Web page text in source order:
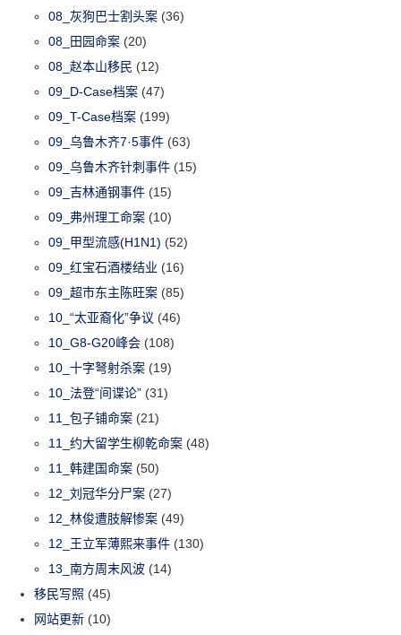
08_灰狗巴士割头案 (36)
08_田园命案 (20)
08_赵本山移民 (12)
09_D-Case档案 (47)
09_T-Case档案 (199)
09_乌鲁木齐7·5事件 (63)
09_乌鲁木齐针刺事件 (15)
09_吉林通钢事件 (15)
09_弗州理工命案 (10)
09_甲型流感(H1N1) (52)
09_红宝石酒楼结业 (16)
09_超市东主陈旺案 (85)
10_“太亚裔化”争议 (46)
10_G8-G20峰会 (108)
10_十字弩射杀案 (19)
10_法登“间谍论” (31)
11_包子铺命案 (21)
11_约大留学生柳乾命案 (48)
11_韩建国命案 (50)
12_刘冠华分尸案 (27)
12_林俊遭肢解惨案 (49)
12_王立军薄熙来事件 (130)
13_南方周末风波 (14)
移民写照 (45)
网站更新 (10)